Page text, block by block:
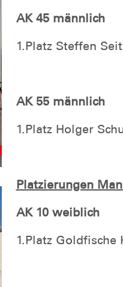
AK 45 männlich
1.Platz Steffen
AK 55 männlich
1.Platz Holger
Platzierungen
AK 10 weiblich
1.Platz Goldfische